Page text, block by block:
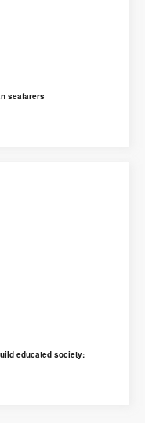
seafarers
educated society: